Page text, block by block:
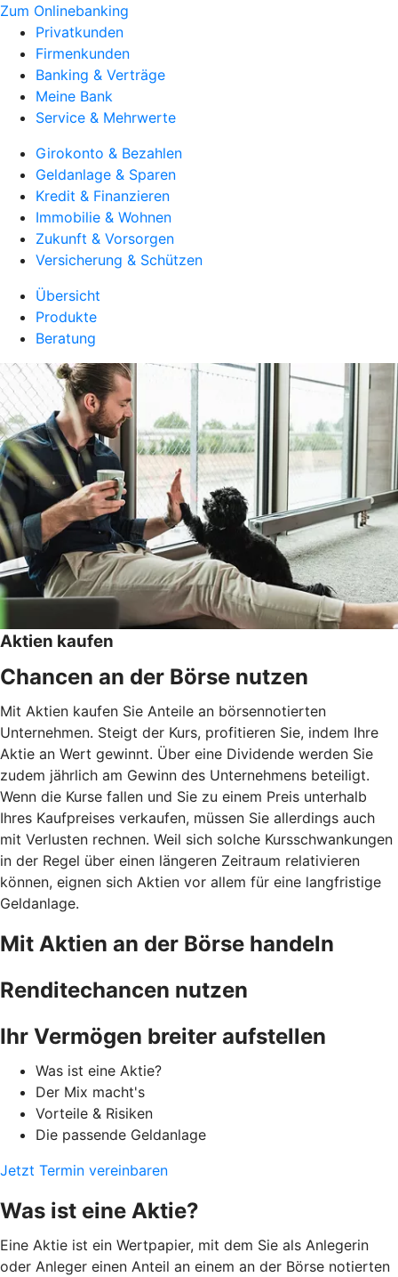
Zum Onlinebanking
Privatkunden
Firmenkunden
Banking & Verträge
Meine Bank
Service & Mehrwerte
Girokonto & Bezahlen
Geldanlage & Sparen
Kredit & Finanzieren
Immobilie & Wohnen
Zukunft & Vorsorgen
Versicherung & Schützen
Übersicht
Produkte
Beratung
Aktien kaufen
Chancen an der Börse nutzen
Mit Aktien kaufen Sie Anteile an börsennotierten
Unternehmen. Steigt der Kurs, profitieren Sie, indem Ihre
Aktie an Wert gewinnt. Über eine Dividende werden Sie
zudem jährlich am Gewinn des Unternehmens beteiligt.
Wenn die Kurse fallen und Sie zu einem Preis unterhalb
Ihres Kaufpreises verkaufen, müssen Sie allerdings auch
mit Verlusten rechnen. Weil sich solche Kursschwankungen
in der Regel über einen längeren Zeitraum relativieren
können, eignen sich Aktien vor allem für eine langfristige
Geldanlage.
Mit Aktien an der Börse handeln
Renditechancen nutzen
Ihr Vermögen breiter aufstellen
Was ist eine Aktie?
Der Mix macht's
Vorteile & Risiken
Die passende Geldanlage
Jetzt Termin vereinbaren
Was ist eine Aktie?
Eine Aktie ist ein Wertpapier, mit dem Sie als Anlegerin
oder Anleger einen Anteil an einem an der Börse notierten